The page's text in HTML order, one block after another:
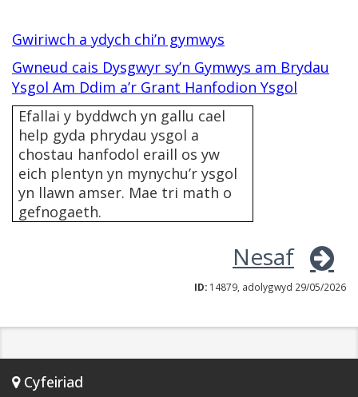
Gwiriwch a ydych chi’n gymwys
Gwneud cais Dysgwyr sy’n Gymwys am Brydau
Ysgol Am Ddim a’r Grant Hanfodion Ysgol
Efallai y byddwch yn gallu cael
help gyda phrydau ysgol a
chostau hanfodol eraill os yw
eich plentyn yn mynychu’r ysgol
yn llawn amser. Mae tri math o
gefnogaeth.
Nesaf
ID: 14879, adolygwyd 29/05/2026
Cyfeiriad